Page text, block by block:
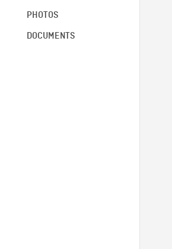
PHOTOS
DOCUMENTS